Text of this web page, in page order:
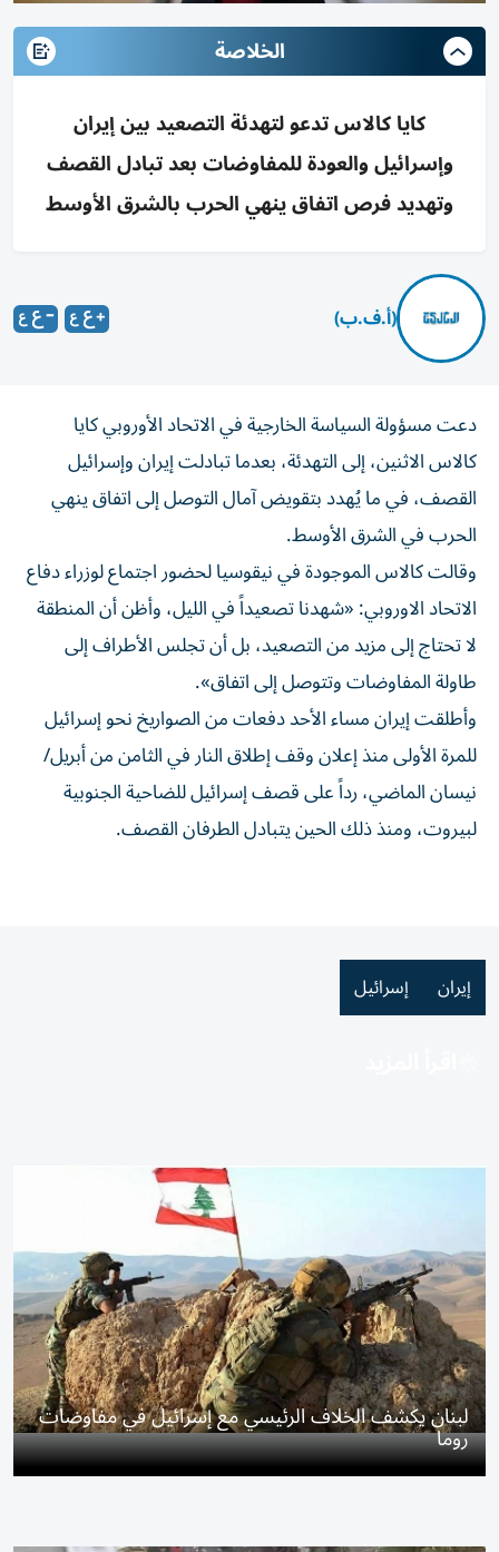
الخلاصة
كايا كالاس تدعو لتهدئة التصعيد بين إيران
وإسرائيل والعودة للمفاوضات بعد تبادل القصف
وتهديد فرص اتفاق ينهي الحرب بالشرق الأوسط
(أ.ف.ب)
دعت مسؤولة السياسة الخارجية في الاتحاد الأوروبي كايا
كالاس الاثنين، إلى التهدئة، بعدما تبادلت إيران وإسرائيل
القصف، في ما يُهدد بتقويض آمال التوصل إلى اتفاق ينهي
الحرب في الشرق الأوسط.
وقالت كالاس الموجودة في نيقوسيا لحضور اجتماع لوزراء دفاع
الاتحاد الاوروبي: «شهدنا تصعيداً في الليل، وأظن أن المنطقة
لا تحتاج إلى مزيد من التصعيد، بل أن تجلس الأطراف إلى
طاولة المفاوضات وتتوصل إلى اتفاق».
وأطلقت إيران مساء الأحد دفعات من الصواريخ نحو إسرائيل
للمرة الأولى منذ إعلان وقف إطلاق النار في الثامن من أبريل/
نيسان الماضي، رداً على قصف إسرائيل للضاحية الجنوبية
لبيروت، ومنذ ذلك الحين يتبادل الطرفان القصف.
إيران إسرائيل
لبنان يكشف الخلاف الرئيسي مع إسرائيل في مفاوضات
روما